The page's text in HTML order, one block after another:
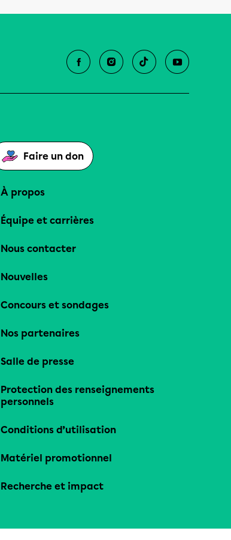
Faire un don
À propos
Équipe et carrières
Nous contacter
Nouvelles
Concours et sondages
Nos partenaires
Salle de presse
Protection des renseignements
personnels
Conditions d’utilisation
Matériel promotionnel
Recherche et impact